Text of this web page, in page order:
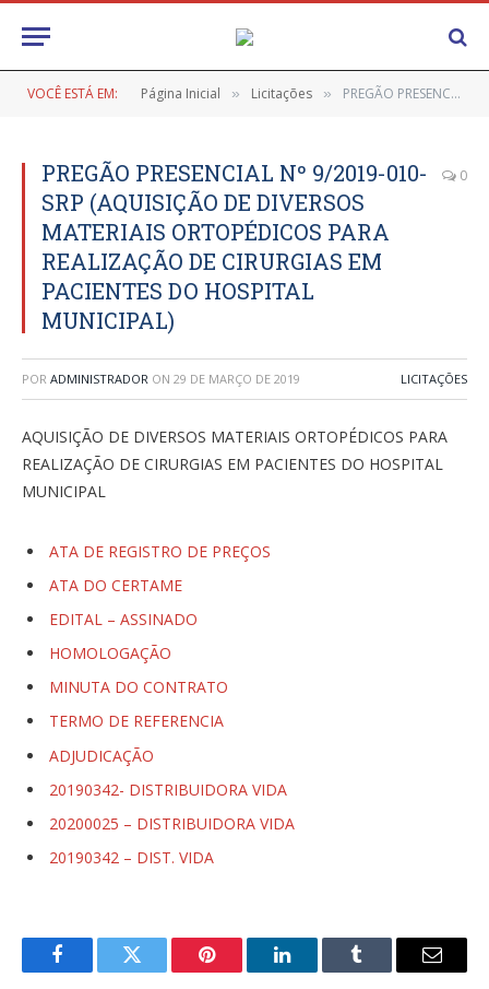
VOCÊ ESTÁ EM: Página Inicial » Licitações » PREGÃO PRESENCIAL Nº 9/2019-010-SRP (AQUISIÇÃO DE DIVERSOS MATERIAIS ORTOPÉDICOS PARA REALIZAÇÃO DE CIRURGIAS EM PACIENTES DO HOSPITAL MUNICIPAL)
PREGÃO PRESENCIAL Nº 9/2019-010-
SRP (AQUISIÇÃO DE DIVERSOS
MATERIAIS ORTOPÉDICOS PARA
REALIZAÇÃO DE CIRURGIAS EM
PACIENTES DO HOSPITAL
MUNICIPAL)
0
POR ADMINISTRADOR ON 29 DE MARÇO DE 2019 LICITAÇÕES
AQUISIÇÃO DE DIVERSOS MATERIAIS ORTOPÉDICOS PARA
REALIZAÇÃO DE CIRURGIAS EM PACIENTES DO HOSPITAL
MUNICIPAL
ATA DE REGISTRO DE PREÇOS
ATA DO CERTAME
EDITAL – ASSINADO
HOMOLOGAÇÃO
MINUTA DO CONTRATO
TERMO DE REFERENCIA
ADJUDICAÇÃO
20190342- DISTRIBUIDORA VIDA
20200025 – DISTRIBUIDORA VIDA
20190342 – DIST. VIDA
FacebookTwitter Pinterest LinkedInTumblr
E-